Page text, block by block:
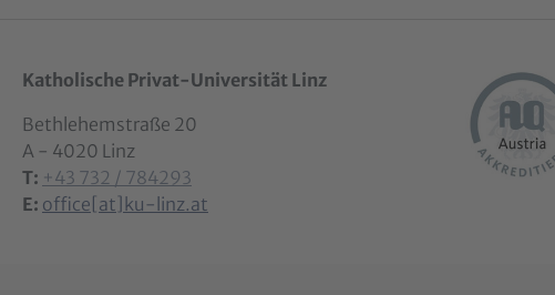
Katholische Privat-Universität Linz
Bethlehemstraße 20
A - 4020 Linz
T: +43 732 / 784293
E: office[at]ku-linz.at